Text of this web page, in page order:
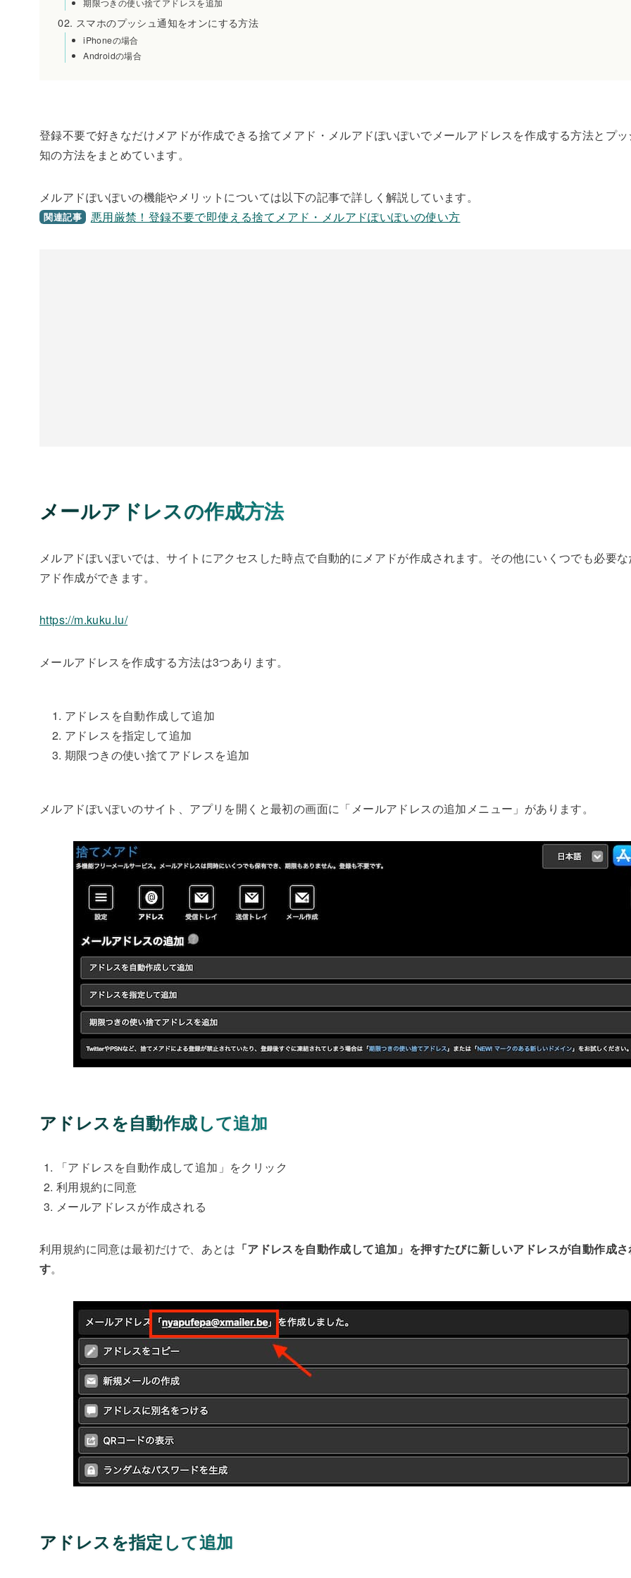
期限つきの使い捨てアドレスを追加
スマホのプッシュ通知をオンにする方法
iPhoneの場合
Androidの場合
登録不要で好きなだけメアドが作成できる捨てメアド・メルアドぽいぽいでメールアドレスを作成する方法とプ
知の方法をまとめています。
メルアドぽいぽいの機能やメリットについては以下の記事で詳しく解説しています。
関連記事 悪用厳禁！登録不要で即使える捨てメアド・メルアドぽいぽいの使い方
メールアドレスの作成方法
メルアドぽいぽいでは、サイトにアクセスした時点で自動的にメアドが作成されます。その他にいくつでも必要
アド作成ができます。
https://m.kuku.lu/
メールアドレスを作成する方法は3つあります。
アドレスを自動作成して追加
アドレスを指定して追加
期限つきの使い捨てアドレスを追加
メルアドぽいぽいのサイト、アプリを開くと最初の画面に「メールアドレスの追加メニュー」があります。
アドレスを自動作成して追加
「アドレスを自動作成して追加」をクリック
利用規約に同意
メールアドレスが作成される
利用規約に同意は最初だけで、あとは 「アドレスを自動作成して追加」を押すたびに新しいアドレスが自動作成
す。
アドレスを指定して追加